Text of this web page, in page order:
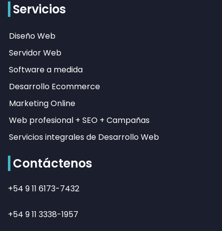
Servicios
Diseño Web
Servidor Web
Software a medida
Desarrollo Ecommerce
Marketing Online
Web profesional + SEO + Campañas
Servicios integrales de Desarrollo Web
Contáctenos
+54 9 11 6173-7432
+54 9 11 3338-1957